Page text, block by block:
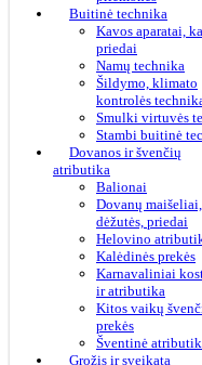
Buitinė technika
Kavos aparatai,
priedai
Namų technika
Šildymo, klimato
kontrolės
Smulki virtuvės
Stambi buitinė
Dovanos ir švenčių
atributika
Balionai
Dovanų maišeliai,
dėžutės, priedai
Helovino
Kalėdinės prekės
Karnavaliniai
ir atributika
Kitos vaikų
prekės
Šventinė
Grožis ir sveikata